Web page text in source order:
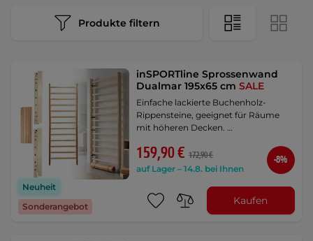
Produkte filtern
Neuheit
Sonderangebot
inSPORTline Sprossenwand
Dualmar 195x65 cmSALE
Einfache lackierte Buchenholz-
Rippensteine, geeignet für Räume
mit höheren Decken. …
159,90 € 172,90 €
auf Lager – 14.8. bei Ihnen
-8%
Kaufen